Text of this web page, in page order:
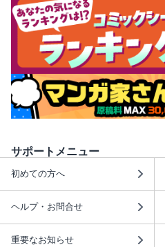
サポートメニュー
初めての方へ
ヘルプ・お問合せ
重要なお知らせ